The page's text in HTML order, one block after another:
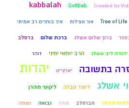
Created by
Gottlieb
kabbalah
Tree of Life אור אצילות איך בוחרים רב אמיתי
ברוך שלום אשלג ברכת שלום ברסלב
ליב אשלג הרב יוחאי ימיני זוהר
בתשובה יארצייט יהדות
אשלג לימוד קבלה ליקוטי מוהרן
הזוהר מברסלב מוהר נבואה נשמה